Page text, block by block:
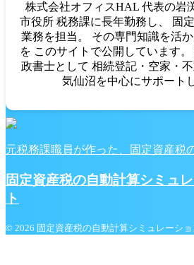
株式会社オフィスHAL 代表の岩
市役所 税務課に長年勤務し、 固
業務を担当。 その専門知識を活
を このサイトで公開しています
政書士として 相続登記・空家・
気仙沼を中心にサポート
元税務課職員が作った、固定資産税
固定資産税の自動計算シミュ
ト
© 2026 固定資産税の自動計算シミュレーショ